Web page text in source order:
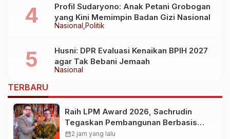
Nasional Politik
Profil Sudaryono: Anak Petani Grobogan
yang Kini Memimpin Badan Gizi Nasional
Nasional
Husni: DPR Evaluasi Kenaikan BPIH 2027
agar Tak Bebani Jemaah
TERBARU
Raih LPM Award 2026, Sachrudin
Tegaskan Pembangunan Berbasis
Kolaborasi Masyarakat
calendar_month2 jam yang lalu